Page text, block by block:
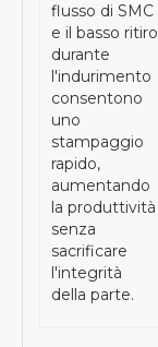
flusso di SMC
e il basso ritiro
durante
l'indurimento
consentono
uno
stampaggio
rapido,
aumentando
la produttività
senza
sacrificare
l'integrità
della parte.